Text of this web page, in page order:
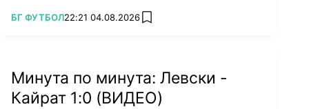
ПОВЕЧЕ ОТ
БГ ФУТБОЛ22:21 04.08.2026 add favorites
Минута по минута: Левски -
Кайрат 1:0 (ВИДЕО)